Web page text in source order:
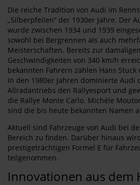
Die reiche Tradition von Audi im
„Silberpfeilen“ der 1930er Jahre. Der
wurde zwischen 1934 und 1939
sowohl bei Bergrennen als auch
Meisterschaften. Bereits zur
Geschwindigkeiten von 340 km/h
bekannten Fahrern zählen Hans Stuck
In den 1980er Jahren dominierte Audi
Allradantriebs den Rallyesport und
die Rallye Monte Carlo. Michèle
sind die bis heute bekannten Namen
Aktuell sind Fahrzeuge von Audi bei
Bereich zu finden. Darüber hinaus
prestigeträchtigen Formel E für
teilgenommen.
Innovationen aus dem